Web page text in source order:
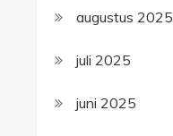
augustus 2025
juli 2025
juni 2025